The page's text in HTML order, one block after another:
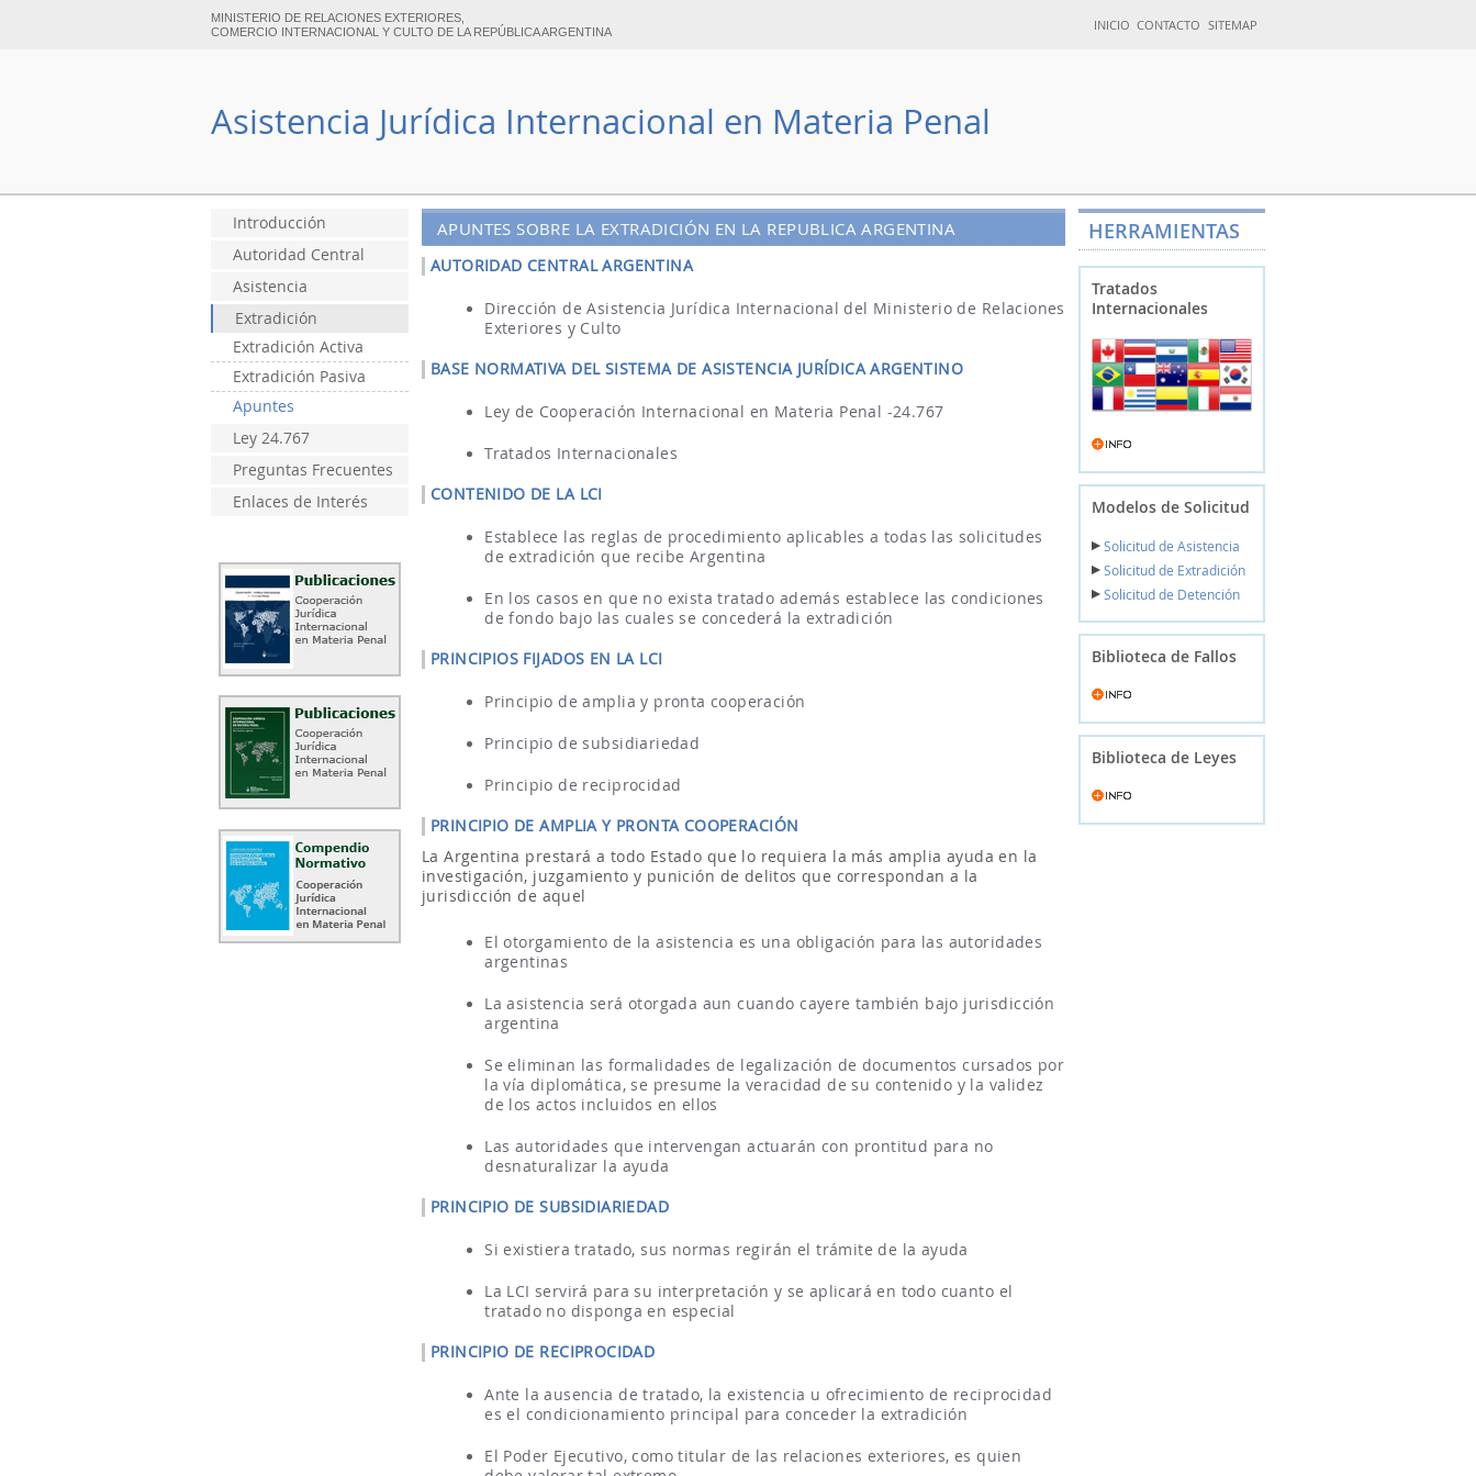
INICIO CONTACTO SITEMAP
MINISTERIO DE RELACIONES EXTERIORES,
COMERCIO INTERNACIONAL Y CULTO DE LA REPÚBLICA ARGENTINA
Asistencia Jurídica Internacional en Materia Penal
Introducción
Autoridad Central
Asistencia
Extradición
Extradición Activa
Extradición Pasiva
Apuntes
Ley 24.767
Preguntas Frecuentes
Enlaces de Interés
APUNTES SOBRE LA EXTRADICIÓN EN LA REPUBLICA ARGENTINA
AUTORIDAD CENTRAL ARGENTINA
Dirección de Asistencia Jurídica Internacional del Ministerio de Relaciones
Exteriores y Culto
BASE NORMATIVA DEL SISTEMA DE ASISTENCIA JURÍDICA ARGENTINO
Ley de Cooperación Internacional en Materia Penal -24.767
Tratados Internacionales
CONTENIDO DE LA LCI
Establece las reglas de procedimiento aplicables a todas las solicitudes
de extradición que recibe Argentina
En los casos en que no exista tratado además establece las condiciones
de fondo bajo las cuales se concederá la extradición
PRINCIPIOS FIJADOS EN LA LCI
Principio de amplia y pronta cooperación
Principio de subsidiariedad
Principio de reciprocidad
PRINCIPIO DE AMPLIA Y PRONTA COOPERACIÓN
La Argentina prestará a todo Estado que lo requiera la más amplia ayuda en la
investigación, juzgamiento y punición de delitos que correspondan a la
jurisdicción de aquel
El otorgamiento de la asistencia es una obligación para las autoridades
argentinas
La asistencia será otorgada aun cuando cayere también bajo jurisdicción
argentina
Se eliminan las formalidades de legalización de documentos cursados por
la vía diplomática, se presume la veracidad de su contenido y la validez
de los actos incluidos en ellos
Las autoridades que intervengan actuarán con prontitud para no
desnaturalizar la ayuda
PRINCIPIO DE SUBSIDIARIEDAD
Si existiera tratado, sus normas regirán el trámite de la ayuda
La LCI servirá para su interpretación y se aplicará en todo cuanto el
tratado no disponga en especial
PRINCIPIO DE RECIPROCIDAD
Ante la ausencia de tratado, la existencia u ofrecimiento de reciprocidad
es el condicionamiento principal para conceder la extradición
El Poder Ejecutivo, como titular de las relaciones exteriores, es quien
HERRAMIENTAS
Tratados
Internacionales
Modelos de Solicitud
Solicitud de Asistencia
Solicitud de Extradición
Solicitud de Detención
Biblioteca de Fallos
Biblioteca de Leyes